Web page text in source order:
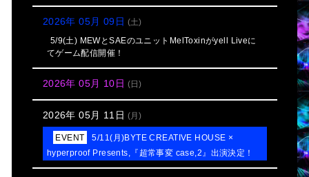
2026年 05月 09日 (土)
5/9(土) MEWとSAEのユニットMelToxinがyell Liveに
てゲーム配信開催！
2026年 05月 10日 (日)
2026年 05月 11日 (月)
5/11(月)BYTE CREATIVE HOUSE ×
hyperproof Presents,『超常事変 case,2』出演決定！